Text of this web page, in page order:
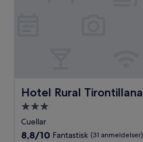
Hotel Rural Tirontillana
Hotel Rural Tirontillana
3.0-
stjernet
overnatningssted
Cuellar
8.8
8,8/10 Fantastisk (31 anmeldelser)